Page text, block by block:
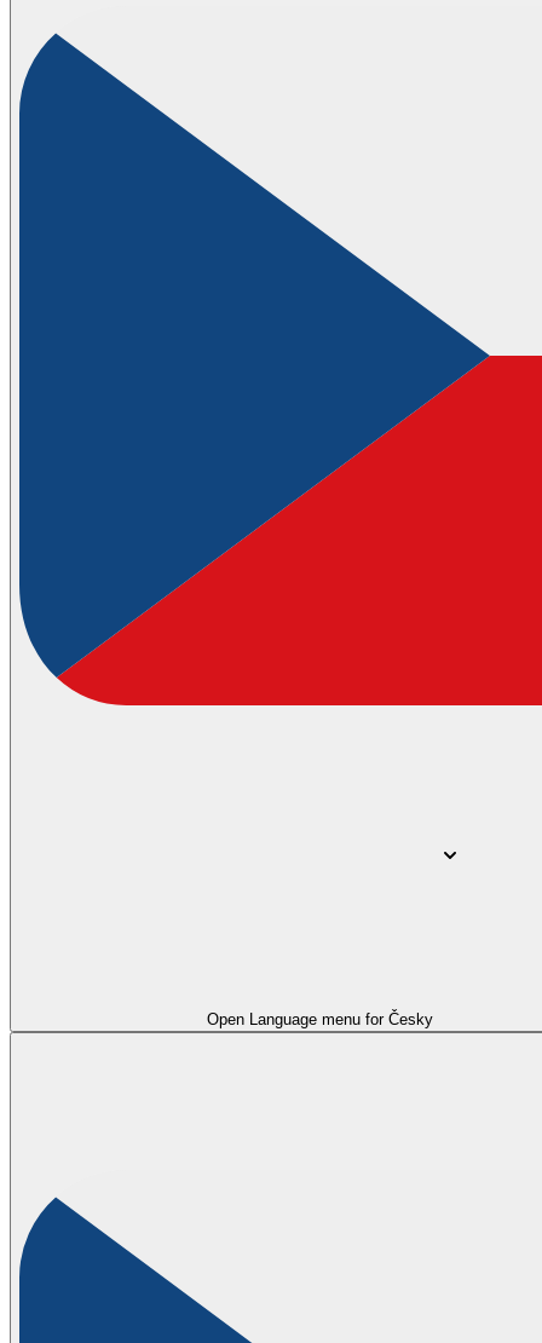
Open Language menu for Česky